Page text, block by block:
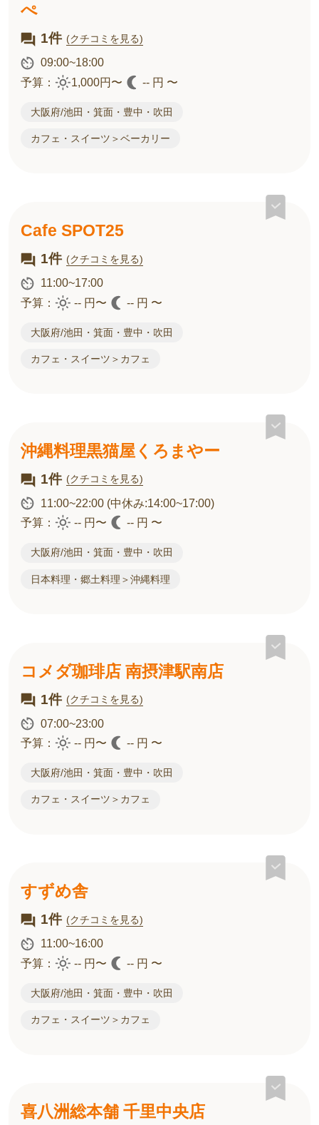
ぺ
1件 (クチコミを見る)
09:00~18:00
予算：
1,000円〜 -- 円 〜
大阪府/池田・箕面・豊中・吹田
カフェ・スイーツ＞ベーカリー
Cafe SPOT25
1件 (クチコミを見る)
11:00~17:00
予算：
-- 円〜 -- 円 〜
大阪府/池田・箕面・豊中・吹田
カフェ・スイーツ＞カフェ
沖縄料理黒猫屋くろまやー
1件 (クチコミを見る)
11:00~22:00 (中休み:14:00~17:00)
予算：
-- 円〜 -- 円 〜
大阪府/池田・箕面・豊中・吹田
日本料理・郷土料理＞沖縄料理
コメダ珈琲店 南摂津駅南店
1件 (クチコミを見る)
07:00~23:00
予算：
-- 円〜 -- 円 〜
大阪府/池田・箕面・豊中・吹田
カフェ・スイーツ＞カフェ
すずめ舎
1件 (クチコミを見る)
11:00~16:00
予算：
-- 円〜 -- 円 〜
大阪府/池田・箕面・豊中・吹田
カフェ・スイーツ＞カフェ
喜八洲総本舗 千里中央店